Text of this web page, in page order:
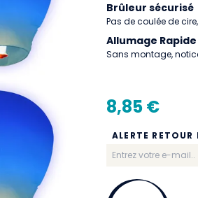
Brûleur sécurisé
Pas de coulée de
Allumage Rapide
Sans montage,
8,85 €
ALERTE